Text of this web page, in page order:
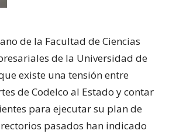
de la Facultad de Ciencias
de la Universidad de
existe una tensión entre
de Codelco al Estado y contar
para ejecutar su plan de
pasados han indicado